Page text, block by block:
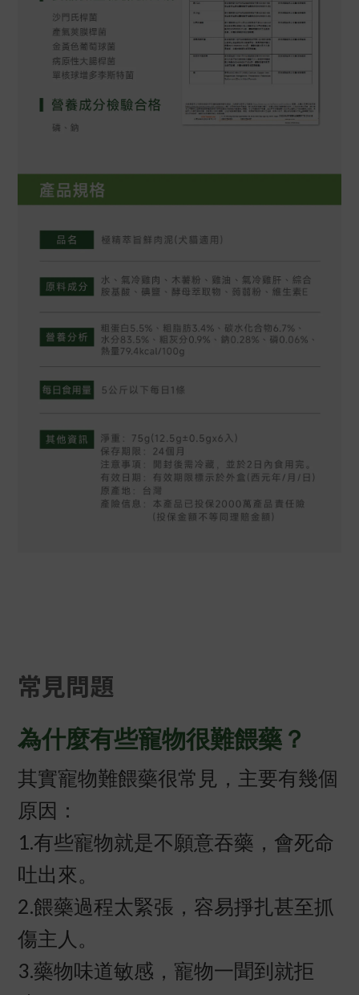
常見問題
為什麼有些寵物很難餵藥？
其實寵物難餵藥很常見，主要有幾個
原因：
1.有些寵物就是不願意吞藥，會死命
吐出來。
2.餵藥過程太緊張，容易掙扎甚至抓
傷主人。
3.藥物味道敏感，寵物一聞到就拒